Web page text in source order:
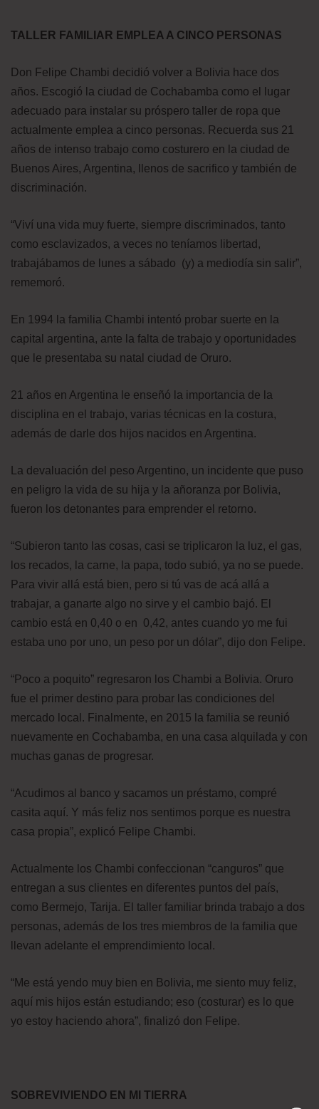
TALLER FAMILIAR EMPLEA A CINCO PERSONAS
Don Felipe Chambi decidió volver a Bolivia hace dos
años. Escogió la ciudad de Cochabamba como el lugar
adecuado para instalar su próspero taller de ropa que
actualmente emplea a cinco personas. Recuerda sus 21
años de intenso trabajo como costurero en la ciudad de
Buenos Aires, Argentina, llenos de sacrifico y también de
discriminación.
“Viví una vida muy fuerte, siempre discriminados, tanto
como esclavizados, a veces no teníamos libertad,
trabajábamos de lunes a sábado (y) a mediodía sin salir”,
rememoró.
En 1994 la familia Chambi intentó probar suerte en la
capital argentina, ante la falta de trabajo y oportunidades
que le presentaba su natal ciudad de Oruro.
21 años en Argentina le enseñó la importancia de la
disciplina en el trabajo, varias técnicas en la costura,
además de darle dos hijos nacidos en Argentina.
La devaluación del peso Argentino, un incidente que puso
en peligro la vida de su hija y la añoranza por Bolivia,
fueron los detonantes para emprender el retorno.
“Subieron tanto las cosas, casi se triplicaron la luz, el gas,
los recados, la carne, la papa, todo subió, ya no se puede.
Para vivir allá está bien, pero si tú vas de acá allá a
trabajar, a ganarte algo no sirve y el cambio bajó. El
cambio está en 0,40 o en 0,42, antes cuando yo me fui
estaba uno por uno, un peso por un dólar”, dijo don Felipe.
“Poco a poquito” regresaron los Chambi a Bolivia. Oruro
fue el primer destino para probar las condiciones del
mercado local. Finalmente, en 2015 la familia se reunió
nuevamente en Cochabamba, en una casa alquilada y con
muchas ganas de progresar.
“Acudimos al banco y sacamos un préstamo, compré
casita aquí. Y más feliz nos sentimos porque es nuestra
casa propia”, explicó Felipe Chambi.
Actualmente los Chambi confeccionan “canguros” que
entregan a sus clientes en diferentes puntos del país,
como Bermejo, Tarija. El taller familiar brinda trabajo a dos
personas, además de los tres miembros de la familia que
llevan adelante el emprendimiento local.
“Me está yendo muy bien en Bolivia, me siento muy feliz,
aquí mis hijos están estudiando; eso (costurar) es lo que
yo estoy haciendo ahora”, finalizó don Felipe.
SOBREVIVIENDO EN MI TIERRA